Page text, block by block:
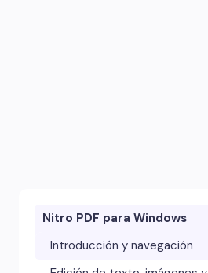
Nitro PDF para Windows
Introducción y navegación